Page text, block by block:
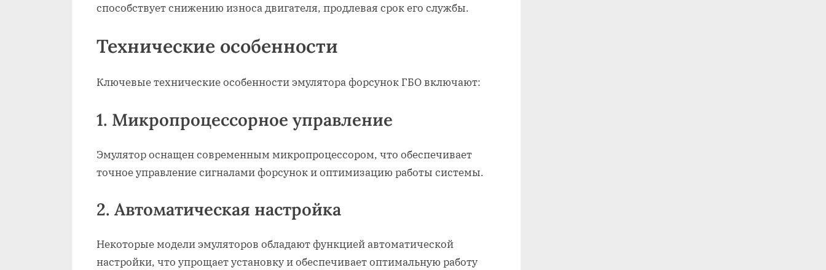
способствует снижению износа двигателя, продлевая срок его службы.
Технические особенности
Ключевые технические особенности эмулятора форсунок ГБО включают:
1. Микропроцессорное управление
Эмулятор оснащен современным микропроцессором, что обеспечивает
точное управление сигналами форсунок и оптимизацию работы системы.
2. Автоматическая настройка
Некоторые модели эмуляторов обладают функцией автоматической
настройки, что упрощает установку и обеспечивает оптимальную работу